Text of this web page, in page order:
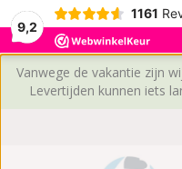
9,2
1161
Vanwege de vakantie zijn
Levertijden kunnen iets